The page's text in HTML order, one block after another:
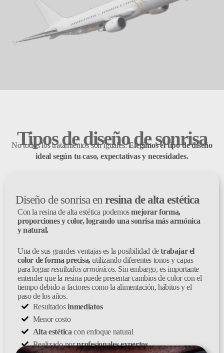
Tipos de diseño de sonrisa
No todos los tratamientos son iguales.Elegimos el tipo de diseño
ideal según tu caso, expectativas y necesidades.
Diseño de sonrisa en resina de alta estética
Con la resina de alta estética podemosmejorar forma,
proporciones y color, logrando una sonrisa más armónica
y natural.
Una de sus grandes ventajas es la posibilidad detrabajar el
color de forma precisa,utilizando diferentes tonos y capas
para lograrresultados armónicos. Sin embargo, es importante
entender que la resina puede presentar cambios de color con el
tiempo debido a factores como la alimentación, hábitos y el
paso de los años.
Resultadosinmediatos
Menor costo
Alta estética con enfoque natural
Realizado porprofesionales expertos